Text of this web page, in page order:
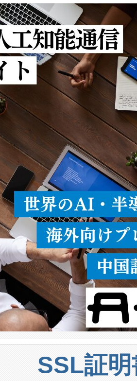
のデータを監視
大検知距離は
大1キロメート
囲を監視でき、
理を簡素化でき
種類のFOVオプシ
マルモード、長
えて使用するこ
単一のデバイス
遠距離まで届く
ャ […]
SSL証